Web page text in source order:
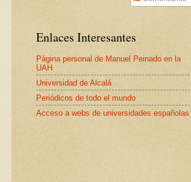
Enlaces Interesantes
Página personal de Manuel Peinado en la
UAH
Universidad de Alcalá
Periódicos de todo el mundo
Acceso a webs de universidades españolas